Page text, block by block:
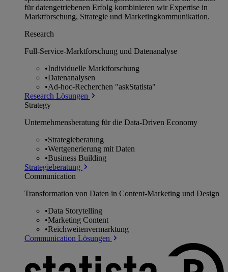
für datengetriebenen Erfolg kombinieren wir Expertise in
Marktforschung, Strategie und Marketingkommunikation.
Research
Full-Service-Marktforschung und Datenanalyse
•Individuelle Marktforschung
•Datenanalysen
•Ad-hoc-Recherchen "askStatista"
Research Lösungen
Strategy
Unternehmens­beratung für die Data-Driven Economy
•Strategieberatung
•Wertgenerierung mit Daten
•Business Building
Strategieberatung
Communication
Transformation von Daten in Content-Marketing und Design
•Data Storytelling
•Marketing Content
•Reichweitenvermarktung
Communication Lösungen